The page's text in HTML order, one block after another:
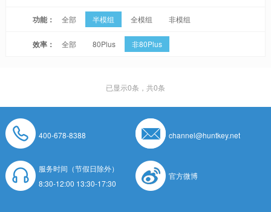
功能： 全部 半模组 全模组 非模组
效率： 全部 80Plus 非80Plus
已显示0条，共0条
400-678-8388 channel@huntkey.net
服务时间（节假日除外）
8:30-12:00 13:30-17:30
官方微博